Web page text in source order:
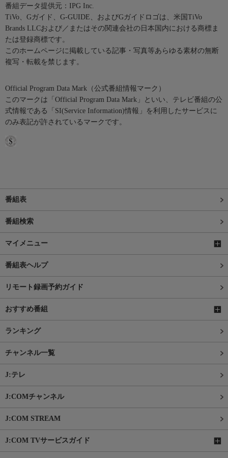
番組データ提供元：IPG Inc.
TiVo、Gガイド、G-GUIDE、およびGガイドロゴは、米国TiVo
Brands LLCおよび／またはその関連会社の日本国内における商標ま
たは登録商標です。
このホームページに掲載している記事・写真等あらゆる素材の無断
複写・転載を禁じます。
Official Program Data Mark（公式番組情報マーク）
このマークは「Official Program Data Mark」といい、テレビ番組の公
式情報である「SI(Service Information)情報」を利用したサービスに
のみ表記が許されているマークです。
番組表
番組検索
マイメニュー
番組表ヘルプ
リモート録画予約ガイド
おすすめ番組
ランキング
チャンネル一覧
J:テレ
J:COMチャンネル
J:COM STREAM
J:COM TVサービスガイド